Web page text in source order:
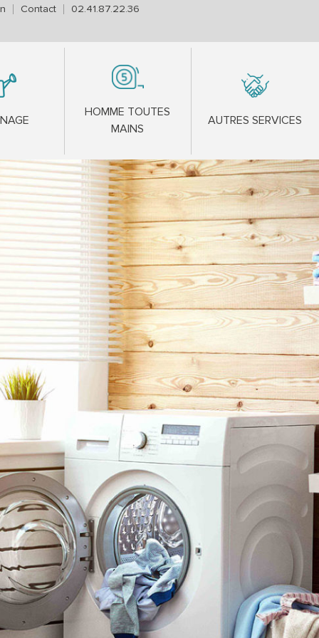
Contact 02.41.87.22.36
HOMME TOUTES
MAINS
AUTRES SERVICES